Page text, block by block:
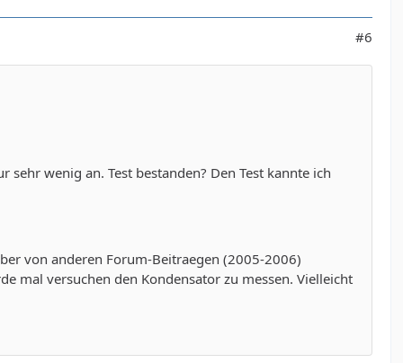
#6
wenig an. Test bestanden? Den Test kannte ich
von anderen Forum-Beitraegen (2005-2006)
mal versuchen den Kondensator zu messen. Vielleicht